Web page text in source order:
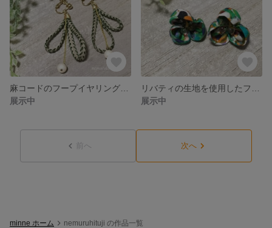
展示中
展示中
前へ 次へ
minne ホーム nemuruhituji の作品一覧